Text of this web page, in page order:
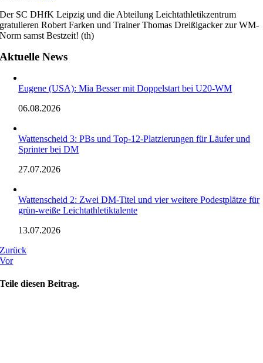
Der SC DHfK Leipzig und die Abteilung Leichtathletikzentrum
gratulieren Robert Farken und Trainer Thomas Dreißigacker zur WM-
Norm samst Bestzeit! (th)
Aktuelle News
Eugene (USA): Mia Besser mit Doppelstart bei U20-WM
06.08.2026
Wattenscheid 3: PBs und Top-12-Platzierungen für Läufer und
Sprinter bei DM
27.07.2026
Wattenscheid 2: Zwei DM-Titel und vier weitere Podestplätze für
grün-weiße Leichtathletiktalente
13.07.2026
Zurück
Vor
Teile diesen Beitrag.